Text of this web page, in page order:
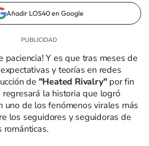
Añadir LOS40 en Google
paciencia! Y es que tras meses de
y teorías en redes
de "Heated Rivalry" por fin
regresará la historia que logró
uno de los fenómenos virales más
los seguidores y seguidoras de
románticas.